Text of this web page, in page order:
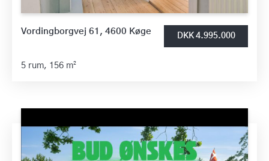
Vordingborgvej 61, 4600 Køge DKK 4.995.000
5 rum, 156 m²